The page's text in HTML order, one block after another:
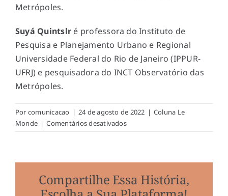
Metrópoles.
Suyá Quintslr é professora do Instituto de
Pesquisa e Planejamento Urbano e Regional
Universidade Federal do Rio de Janeiro (IPPUR-
UFRJ) e pesquisadora do INCT Observatório das
Metrópoles.
Por comunicacao | 24 de agosto de 2022 | Coluna Le
Monde | Comentários desativadosem
Mudanças
ampliam
a
Compartilhe Essa História,